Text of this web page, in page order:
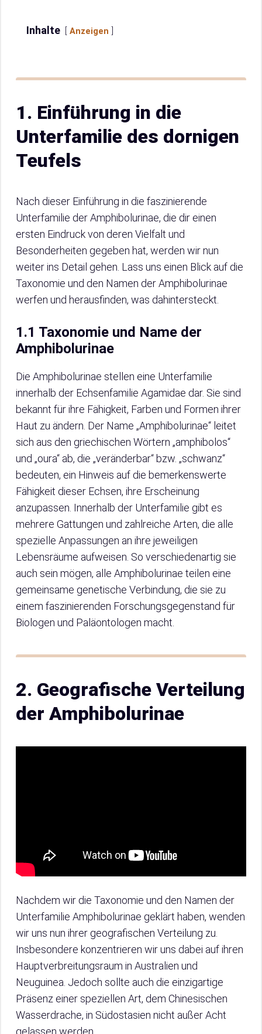
Inhalte Anzeigen
1. Einführung in die
Unterfamilie des dornigen
Teufels
Nach dieser Einführung in die faszinierende
Unterfamilie der Amphibolurinae, die dir einen
ersten Eindruck von deren Vielfalt und
Besonderheiten gegeben hat, werden wir nun
weiter ins Detail gehen. Lass uns einen Blick auf die
Taxonomie und den Namen der Amphibolurinae
werfen und herausfinden, was dahintersteckt.
1.1 Taxonomie und Name der
Amphibolurinae
Die Amphibolurinae stellen eine Unterfamilie
innerhalb der Echsenfamilie Agamidae dar. Sie sind
bekannt für ihre Fähigkeit, Farben und Formen ihrer
Haut zu ändern. Der Name „Amphibolurinae“ leitet
sich aus den griechischen Wörtern „amphibolos“
und „oura“ ab, die „veränderbar“ bzw. „schwanz“
bedeuten, ein Hinweis auf die bemerkenswerte
Fähigkeit dieser Echsen, ihre Erscheinung
anzupassen. Innerhalb der Unterfamilie gibt es
mehrere Gattungen und zahlreiche Arten, die alle
spezielle Anpassungen an ihre jeweiligen
Lebensräume aufweisen. So verschiedenartig sie
auch sein mögen, alle Amphibolurinae teilen eine
gemeinsame genetische Verbindung, die sie zu
einem faszinierenden Forschungsgegenstand für
Biologen und Paläontologen macht.
2. Geografische Verteilung
der Amphibolurinae
Nachdem wir die Taxonomie und den Namen der
Unterfamilie Amphibolurinae geklärt haben, wenden
wir uns nun ihrer geografischen Verteilung zu.
Insbesondere konzentrieren wir uns dabei auf ihren
Hauptverbreitungsraum in Australien und
Neuguinea. Jedoch sollte auch die einzigartige
Präsenz einer speziellen Art, dem Chinesischen
Wasserdrache, in Südostasien nicht außer Acht
gelassen werden.